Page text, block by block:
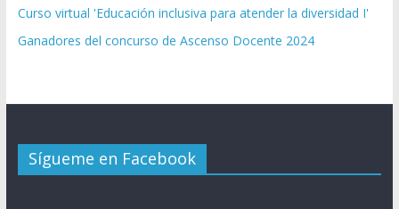
Curso virtual 'Educación inclusiva para atender la diversidad I'
Ganadores del concurso de Ascenso Docente 2024
Sígueme en Facebook